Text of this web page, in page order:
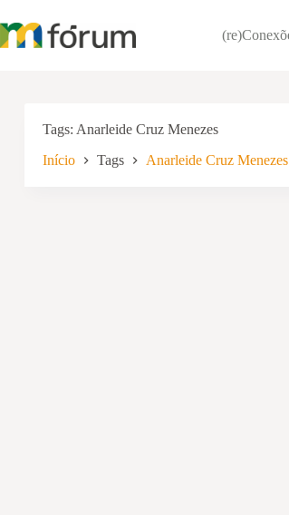
para
o
Tags Anarleide Cruz Menezes
Início Tags Anarleide Cruz Menezes